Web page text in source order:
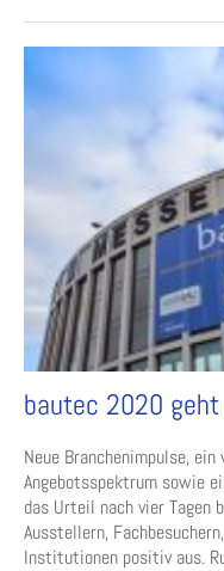
bautec 2020 geht
Neue Branchenimpulse,
Angebotsspektrum sowie
das Urteil nach vier Tagen
Ausstellern,
Institutionen positiv aus.